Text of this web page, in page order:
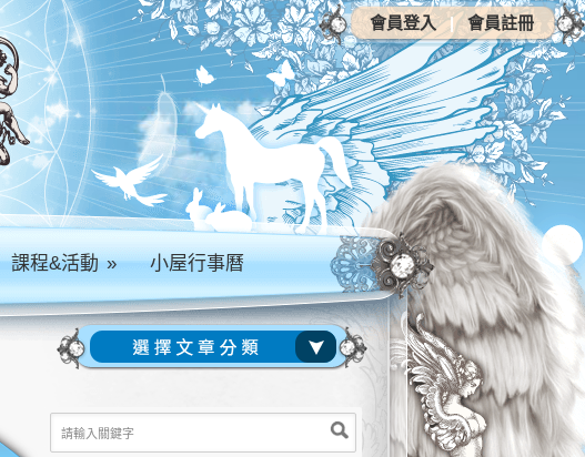
課程&活動» 小屋行事曆
會員登入 | 會員註冊